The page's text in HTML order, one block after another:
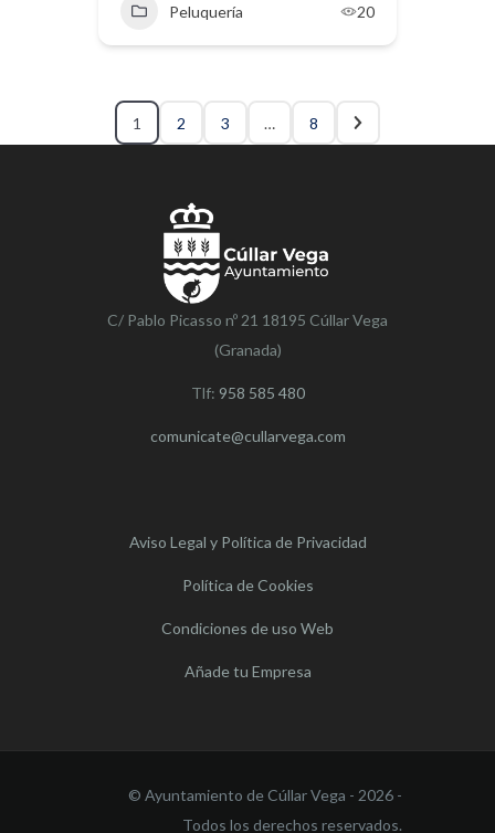
Peluquería 20
1 2 3 … 8
C/ Pablo Picasso nº 21 18195 Cúllar Vega
(Granada)
Tlf: 958 585 480
comunicate@cullarvega.com
Aviso Legal y Política de Privacidad
Política de Cookies
Condiciones de uso Web
Añade tu Empresa
© Ayuntamiento de Cúllar Vega - 2026 -
Todos los derechos reservados.